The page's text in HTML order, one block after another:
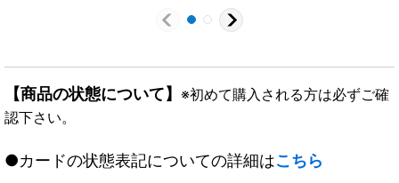
【商品の状態について】 ※初めて購入される方は必ずご確
認下さい。
●カードの状態表記についての詳細はこちら